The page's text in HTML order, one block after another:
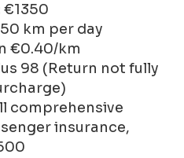
€1350
km per day
€0.40/km
98 (Return not fully
comprehensive
insurance,